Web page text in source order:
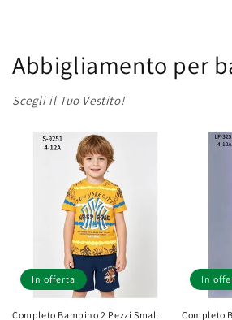
Abbigliamento per
Scegli il Tuo Vestito!
In offerta
Completo Bambino 2 Pezzi Small
In
Completo